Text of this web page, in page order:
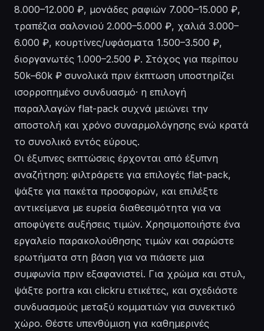
8.000–12.000 ₽, μονάδες ραφιών 7.000–15.000 ₽,
τραπέζια σαλονιού 2.000–5.000 ₽, χαλιά 3.000–
6.000 ₽, κουρτίνες/υφάσματα 1.500–3.500 ₽,
διοργανωτές 1.000–2.500 ₽. Στόχος για περίπου
50k–60k ₽ συνολικά πριν έκπτωση υποστηρίζει
ισορροπημένο συνδυασμό· η επιλογή
παραλλαγών flat-pack συχνά μειώνει την
αποστολή και χρόνο συναρμολόγησης ενώ κρατά
το συνολικό εντός εύρους.
Οι έξυπνες εκπτώσεις έρχονται από έξυπνη
αναζήτηση: φιλτράρετε για επιλογές flat-pack,
ψάξτε για πακέτα προσφορών, και επιλέξτε
αντικείμενα με ευρεία διαθεσιμότητα για να
αποφύγετε αυξήσεις τιμών. Χρησιμοποιήστε ένα
εργαλείο παρακολούθησης τιμών και σαρώστε
ερωτήματα στη βάση για να πιάσετε μια
συμφωνία πριν εξαφανιστεί. Για χρώμα και στυλ,
ψάξτε portra και clickru ετικέτες, και σχεδιάστε
συνδυασμούς μεταξύ κομματιών για συνεκτικό
χώρο. Θέστε υπενθύμιση για καθημερινές